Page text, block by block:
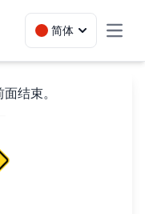
简体
结束。